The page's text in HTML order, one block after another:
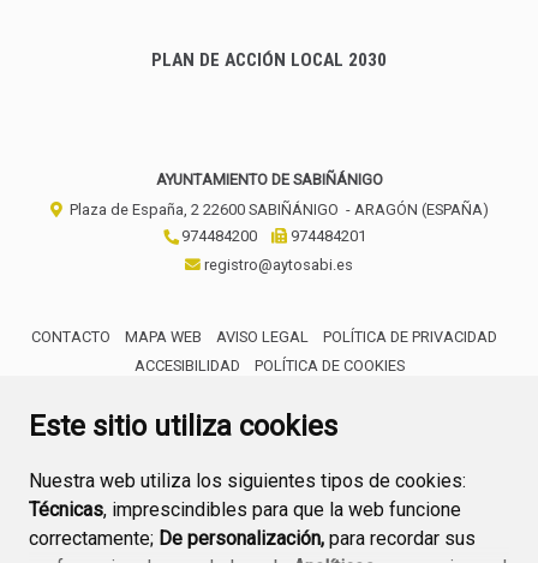
Este sitio utiliza cookies
Nuestra web utiliza los siguientes tipos de cookies:
Técnicas, imprescindibles para que la web funcione
correctamente; De personalización, para recordar sus
PLAN DE ACCIÓN LOCAL 2030
AYUNTAMIENTO DE SABIÑÁNIGO
Plaza de España, 2 22600 SABIÑÁNIGO - ARAGÓN (ESPAÑA)
974484200
974484201
registro@aytosabi.es
CONTACTO MAPA WEB AVISO LEGAL
POLÍTICA DE PRIVACIDAD
ACCESIBILIDAD
POLÍTICA DE COOKIES